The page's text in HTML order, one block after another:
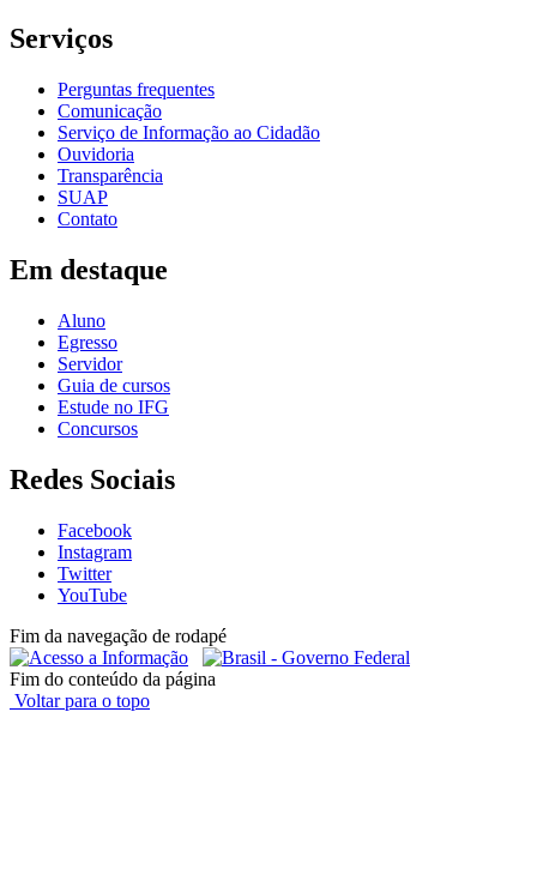
Serviços
Perguntas frequentes
Comunicação
Serviço de Informação ao Cidadão
Ouvidoria
Transparência
SUAP
Contato
Em destaque
Aluno
Egresso
Servidor
Guia de cursos
Estude no IFG
Concursos
Redes Sociais
Facebook
Instagram
Twitter
YouTube
Fim da navegação de rodapé
Fim do conteúdo da página
Voltar para o topo